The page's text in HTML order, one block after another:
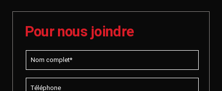
Pour nous joindre